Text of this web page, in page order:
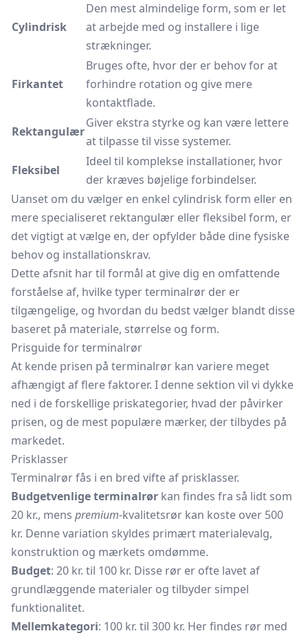
Cylindrisk
Den mest almindelige form, som er let
at arbejde med og installere i lige
strækninger.
Firkantet
Bruges ofte, hvor der er behov for at
forhindre rotation og give mere
kontaktflade.
Rektangulær
Giver ekstra styrke og kan være lettere
at tilpasse til visse systemer.
Fleksibel
Ideel til komplekse installationer, hvor
der kræves bøjelige forbindelser.
Uanset om du vælger en enkel cylindrisk form eller en
mere specialiseret rektangulær eller fleksibel form, er
det vigtigt at vælge en, der opfylder både dine fysiske
behov og installationskrav.
Dette afsnit har til formål at give dig en omfattende
forståelse af, hvilke typer terminalrør der er
tilgængelige, og hvordan du bedst vælger blandt disse
baseret på materiale, størrelse og form.
Prisguide for terminalrør
At kende prisen på terminalrør kan variere meget
afhængigt af flere faktorer. I denne sektion vil vi dykke
ned i de forskellige priskategorier, hvad der påvirker
prisen, og de mest populære mærker, der tilbydes på
markedet.
Prisklasser
Terminalrør fås i en bred vifte af prisklasser.
Budgetvenlige terminalrør kan findes fra så lidt som
20 kr., mens premium-kvalitetsrør kan koste over 500
kr. Denne variation skyldes primært materialevalg,
konstruktion og mærkets omdømme.
Budget: 20 kr. til 100 kr. Disse rør er ofte lavet af
grundlæggende materialer og tilbyder simpel
funktionalitet.
Mellemkategori: 100 kr. til 300 kr. Her findes rør med